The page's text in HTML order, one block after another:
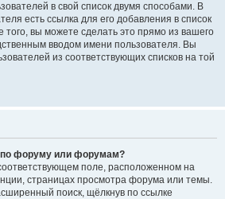
в свой список двумя способами. В
есть ссылка для его добавления в список
того, вы можете сделать это прямо из вашего
вводом имени пользователя. Вы
из соответствующих списков на той
по форуму или форумам?
поле, расположенном на
страницах просмотра форума или темы.
поиск, щёлкнув по ссылке